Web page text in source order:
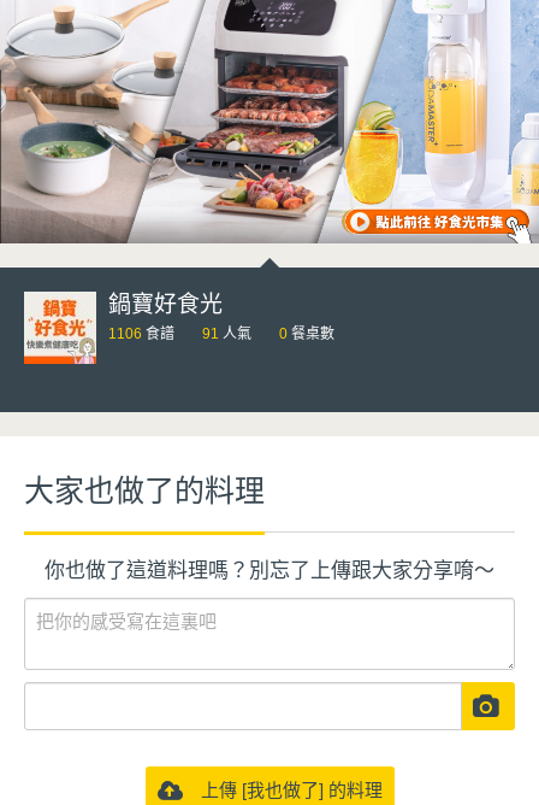
鍋寶好食光
1106 食譜 91 人氣 0 餐桌數
大家也做了的料理
你也做了這道料理嗎？別忘了上傳跟大家分享唷～
上傳 [我也做了] 的料理